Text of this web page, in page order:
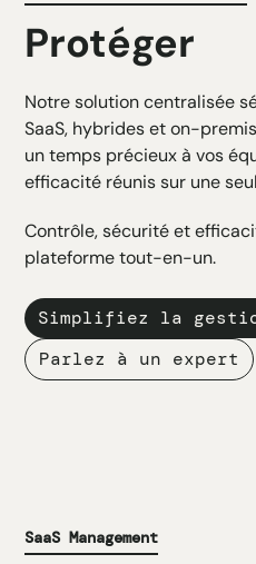
Protéger
Notre solution centralisée
SaaS, hybrides et on-
un temps précieux à vos
efficacité réunis sur une
Contrôle, sécurité et
plateforme tout-en-un.
Simplifiez la
Parlez à un expert
SaaS Management